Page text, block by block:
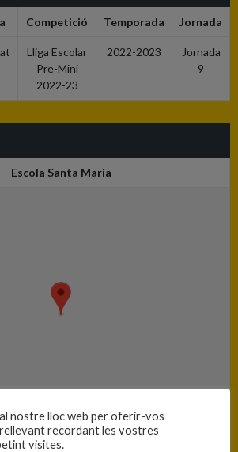
Competició Temporada Jornada
Lliga Escolar
Pre-Mini
2022-23
2022-2023
Jornada
9
Escola Santa Maria
nostre lloc web per oferir-vos
rellevant recordant les vostres
visites.